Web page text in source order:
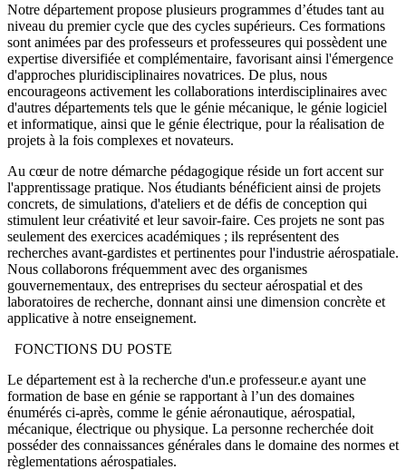
Notre département propose plusieurs programmes d’études tant au
niveau du premier cycle que des cycles supérieurs. Ces formations
sont animées par des professeurs et professeures qui possèdent une
expertise diversifiée et complémentaire, favorisant ainsi l'émergence
d'approches pluridisciplinaires novatrices. De plus, nous
encourageons activement les collaborations interdisciplinaires avec
d'autres départements tels que le génie mécanique, le génie logiciel
et informatique, ainsi que le génie électrique, pour la réalisation de
projets à la fois complexes et novateurs.
Au cœur de notre démarche pédagogique réside un fort accent sur
l'apprentissage pratique. Nos étudiants bénéficient ainsi de projets
concrets, de simulations, d'ateliers et de défis de conception qui
stimulent leur créativité et leur savoir-faire. Ces projets ne sont pas
seulement des exercices académiques ; ils représentent des
recherches avant-gardistes et pertinentes pour l'industrie aérospatiale.
Nous collaborons fréquemment avec des organismes
gouvernementaux, des entreprises du secteur aérospatial et des
laboratoires de recherche, donnant ainsi une dimension concrète et
applicative à notre enseignement.
FONCTIONS DU POSTE
Le département est à la recherche d'un.e professeur.e ayant une
formation de base en génie se rapportant à l’un des domaines
énumérés ci-après, comme le génie aéronautique, aérospatial,
mécanique, électrique ou physique. La personne recherchée doit
posséder des connaissances générales dans le domaine des normes et
règlementations aérospatiales.